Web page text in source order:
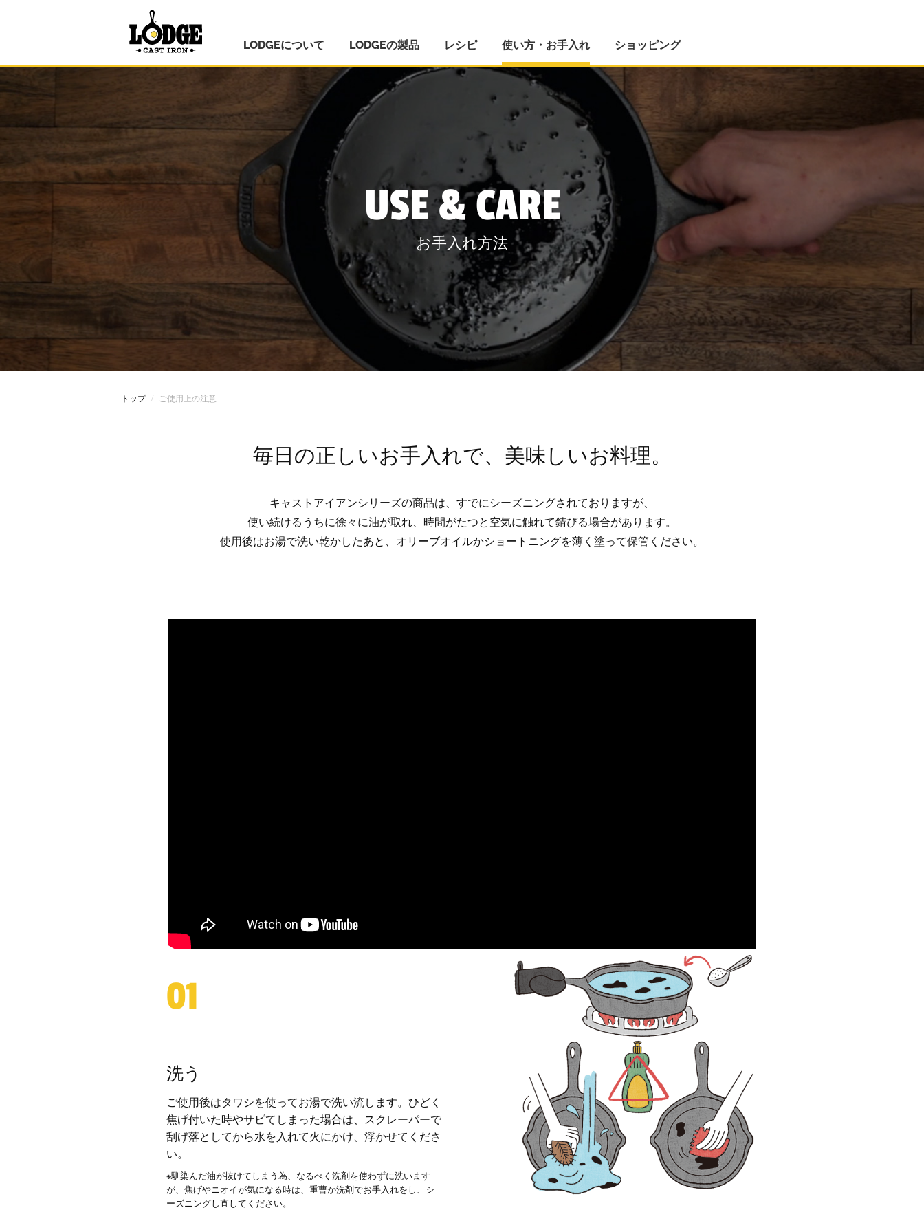
LODGEについて LODGEの製品 レシピ 使い方・お手入れ ショッピング
USE & CARE
お手入れ方法
トップ ご使用上の注意
毎日の正しいお手入れで、美味しいお料理。
キャストアイアンシリーズの商品は、すでにシーズニングされておりますが、
使い続けるうちに徐々に油が取れ、時間がたつと空気に触れて錆びる場合があります。
使用後はお湯で洗い乾かしたあと、オリーブオイルかショートニングを薄く塗って保管ください。
01
洗う
ご使用後はタワシを使ってお湯で洗い流します。ひどく
焦げ付いた時やサビてしまった場合は、スクレーパーで
刮げ落としてから水を入れて火にかけ、浮かせてくださ
い。
※馴染んだ油が抜けてしまう為、なるべく洗剤を使わずに洗います
が、焦げやニオイが気になる時は、重曹か洗剤でお手入れをし、シ
ーズニングし直してください。